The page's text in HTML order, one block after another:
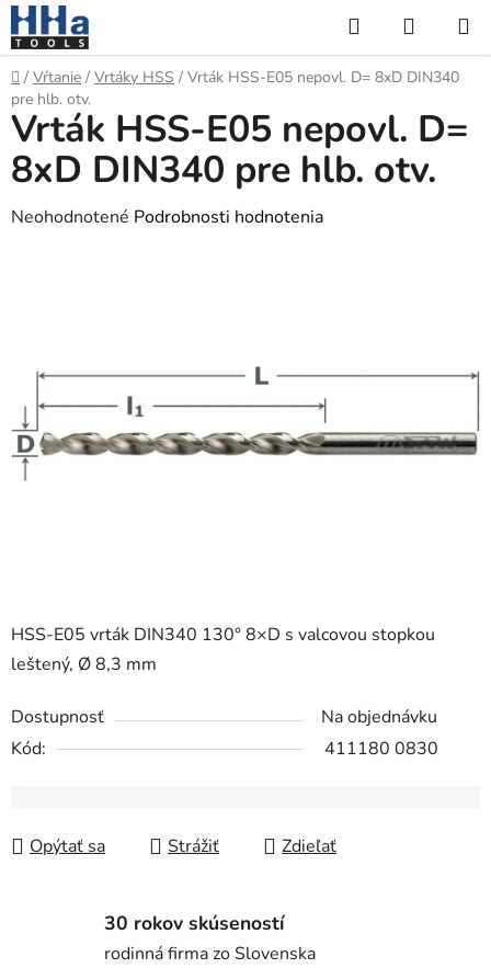
Prejsť
na
obsah
Hľadať
KOŠÍK
Domov
/ Vŕtanie / Vrtáky HSS / Vrták HSS-E05 nepovl. D= 8xD DIN340
pre hlb. otv.
HSS-E05 vrták DIN340 130° 8×D s valcovou stopkou
leštený, Ø 8,3 mm
Dostupnosť
Na objednávku
Kód:
411180 0830
Opýtať sa Strážiť Zdieľať
Vrták HSS-E05 nepovl. D=
8xD DIN340 pre hlb. otv.
Priemerné
hviezdičiek.
Neohodnotené Podrobnosti hodnotenia
30 rokov skúseností
rodinná firma zo Slovenska